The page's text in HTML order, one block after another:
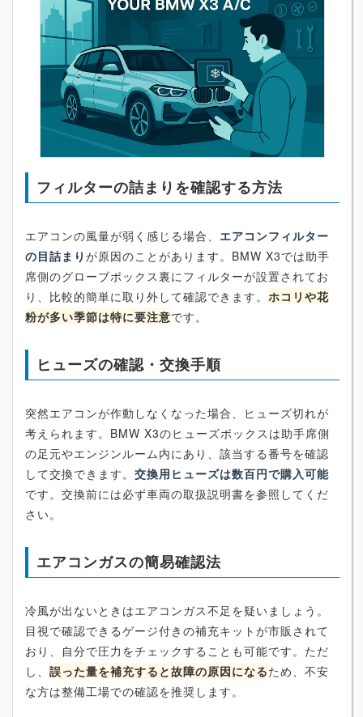
フィルターの詰まりを確認する方法
エアコンの風量が弱く感じる場合、 エアコンフィルター
の目詰まり が原因のことがあります。BMW X3では助手
席側のグローブボックス裏にフィルターが設置されてお
り、比較的簡単に取り外して確認できます。 ホコリや花
粉が多い季節は特に要注意です。
ヒューズの確認・交換手順
突然エアコンが作動しなくなった場合、ヒューズ切れが
考えられます。BMW X3のヒューズボックスは助手席側
の足元やエンジンルーム内にあり、該当する番号を確認
して交換できます。 交換用ヒューズは数百円で購入可能
です。交換前には必ず車両の取扱説明書を参照してくだ
さい。
エアコンガスの簡易確認法
冷風が出ないときはエアコンガス不足を疑いましょう。
目視で確認できるゲージ付きの補充キットが市販されて
おり、自分で圧力をチェックすることも可能です。ただ
し、 誤った量を補充すると故障の原因になるため、不安
な方は整備工場での確認を推奨します。